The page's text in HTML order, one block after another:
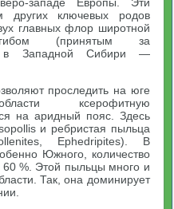
других ключевых родов
главных флор широтной
(принятым за
в Западной Сибири —
проследить на юге
ксерофитную
на аридный пояс. Здесь
и ребристая пыльца
Ephedripites). В
Южного, количество
60 %. Этой пыльцы много и
Так, она доминирует